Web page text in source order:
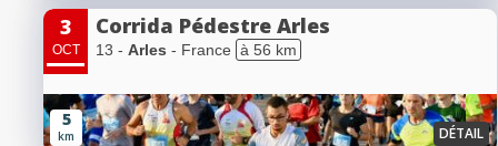
3
OCT
Corrida Pédestre Arles
13 - Arles - France à 56 km
5
km DÉTAIL